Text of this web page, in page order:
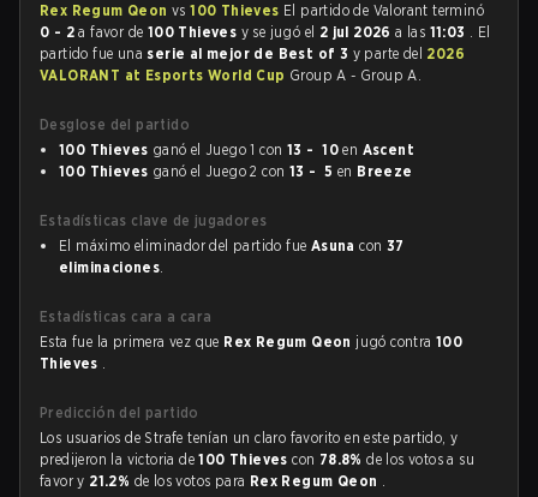
Rex Regum Qeon vs100 Thieves El partido de Valorant terminó
0 - 2 a favor de 100 Thieves y se jugó el 2 jul 2026a las 11:03 . El
partido fue una serie al mejor de Best of 3 y parte del 2026
VALORANT at Esports World Cup Group A - Group A.
Desglose del partido
100 Thieves ganó el Juego 1 con 13 - 10 en Ascent
100 Thieves ganó el Juego 2 con 13 - 5 en Breeze
Estadísticas clave de jugadores
El máximo eliminador del partido fue Asuna con 37
eliminaciones.
Estadísticas cara a cara
Esta fue la primera vez que Rex Regum Qeon jugó contra100
Thieves .
Predicción del partido
Los usuarios de Strafe tenían un claro favorito en este partido, y
predijeron la victoria de100 Thievescon 78.8%de los votos a su
favor y 21.2% de los votos para Rex Regum Qeon .